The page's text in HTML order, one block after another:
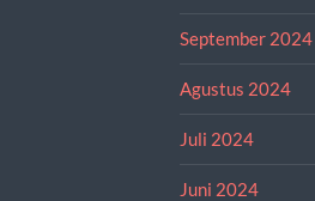
September 2024
Agustus 2024
Juli 2024
Juni 2024